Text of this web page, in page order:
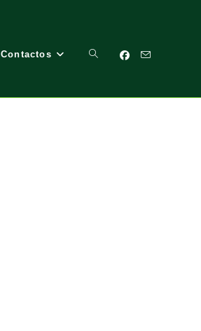
Contactos Toggle